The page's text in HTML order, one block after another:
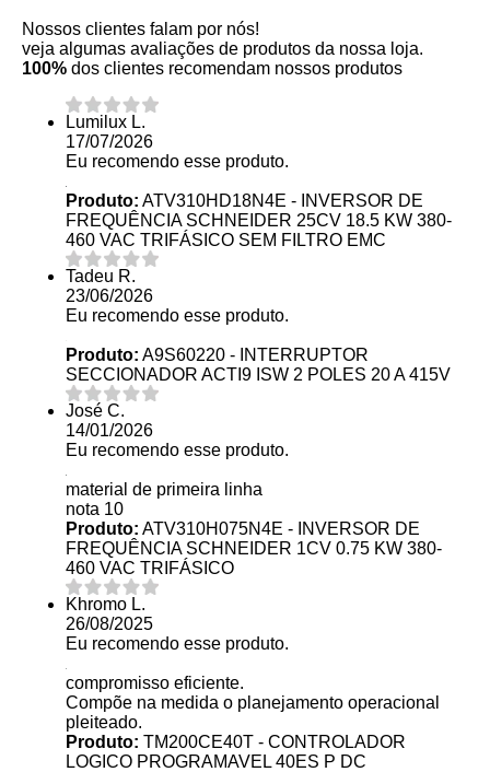
Nossos clientes falam por nós!
veja algumas avaliações de produtos da nossa loja.
100% dos clientes recomendam nossos produtos
Lumilux L.
17/07/2026
Eu recomendo esse produto.
Produto: ATV310HD18N4E - INVERSOR DE
FREQUÊNCIA SCHNEIDER 25CV 18.5 KW 380-
460 VAC TRIFÁSICO SEM FILTRO EMC
Tadeu R.
23/06/2026
Eu recomendo esse produto.
Produto: A9S60220 - INTERRUPTOR
SECCIONADOR ACTI9 ISW 2 POLES 20 A 415V
José C.
14/01/2026
Eu recomendo esse produto.
material de primeira linha
nota 10
Produto: ATV310H075N4E - INVERSOR DE
FREQUÊNCIA SCHNEIDER 1CV 0.75 KW 380-
460 VAC TRIFÁSICO
Khromo L.
26/08/2025
Eu recomendo esse produto.
compromisso eficiente.
Compõe na medida o planejamento operacional
pleiteado.
Produto: TM200CE40T - CONTROLADOR
LOGICO PROGRAMAVEL 40ES P DC